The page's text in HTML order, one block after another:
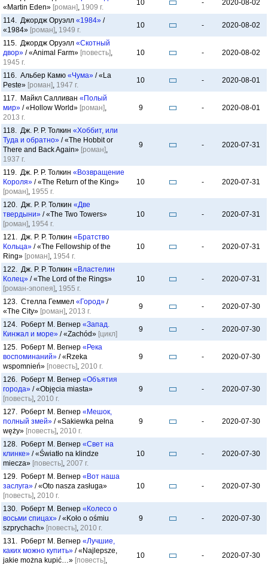
«Martin Eden» [роман], 1909 г.
10 - 2020-08-02
114. Джордж Оруэлл «1984» /
«1984» [роман], 1949 г.
10 - 2020-08-02
115. Джордж Оруэлл «Скотный
двор» / «Animal Farm» [повесть],
1945 г.
10 - 2020-08-02
116. Альбер Камю «Чума» / «La
Peste» [роман], 1947 г.
10 - 2020-08-01
117. Майкл Салливан «Полый
мир» / «Hollow World» [роман],
2013 г.
9 - 2020-08-01
118. Дж. Р. Р. Толкин «Хоббит, или
Туда и обратно» / «The Hobbit or
There and Back Again» [роман],
1937 г.
9 - 2020-07-31
119. Дж. Р. Р. Толкин «Возвращение
Короля» / «The Return of the King»
[роман], 1955 г.
10 - 2020-07-31
120. Дж. Р. Р. Толкин «Две
твердыни» / «The Two Towers»
[роман], 1954 г.
10 - 2020-07-31
121. Дж. Р. Р. Толкин «Братство
Кольца» / «The Fellowship of the
Ring» [роман], 1954 г.
10 - 2020-07-31
122. Дж. Р. Р. Толкин «Властелин
Колец» / «The Lord of the Rings»
[роман-эпопея], 1955 г.
10 - 2020-07-31
123. Стелла Геммел «Город» /
«The City» [роман], 2013 г.
9 - 2020-07-30
124. Роберт М. Вегнер «Запад.
Кинжал и море» / «Zachód» [цикл]
9 - 2020-07-30
125. Роберт М. Вегнер «Река
воспоминаний» / «Rzeka
wspomnień» [повесть], 2010 г.
9 - 2020-07-30
126. Роберт М. Вегнер «Объятия
города» / «Objęcia miasta»
[повесть], 2010 г.
9 - 2020-07-30
127. Роберт М. Вегнер «Мешок,
полный змей» / «Sakiewka pełna
węży» [повесть], 2010 г.
9 - 2020-07-30
128. Роберт М. Вегнер «Свет на
клинке» / «Światło na klindze
miecza» [повесть], 2007 г.
10 - 2020-07-30
129. Роберт М. Вегнер «Вот наша
заслуга» / «Oto nasza zasługa»
[повесть], 2010 г.
10 - 2020-07-30
130. Роберт М. Вегнер «Колесо о
восьми спицах» / «Koło o ośmiu
szprychach» [повесть], 2010 г.
9 - 2020-07-30
131. Роберт М. Вегнер «Лучшие,
каких можно купить» / «Najlepsze,
jakie można kupić…» [повесть],
10 - 2020-07-30